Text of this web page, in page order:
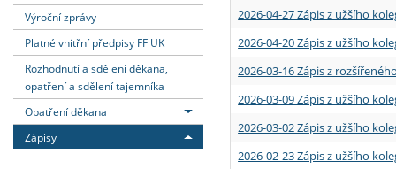
Absolventi fakulty
Vyjíždějící zaměstnanci
Výroční zprávy
Platné vnitřní předpisy FF UK
Rozhodnutí a sdělení děkana,
opatření a sdělení tajemníka
Opatření děkana
Zápisy
2026-04-27 Zápis z užšího
2026-04-20 Zápis z užšího
2026-03-16 Zápis z
2026-03-09 Zápis z užšího
2026-03-02 Zápis z užšího
2026-02-23 Zápis z užšího